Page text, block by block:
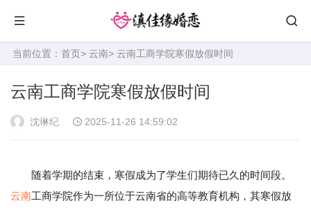
当前位置： 首页> 云南> 云南工商学院寒假放假时间
云南工商学院寒假放假时间
沈琳纪 2025-11-26 14:59:02
随着学期的结束，寒假成为了学生们期待已久的时间段。
云南工商学院作为一所位于云南省的高等教育机构，其寒假放